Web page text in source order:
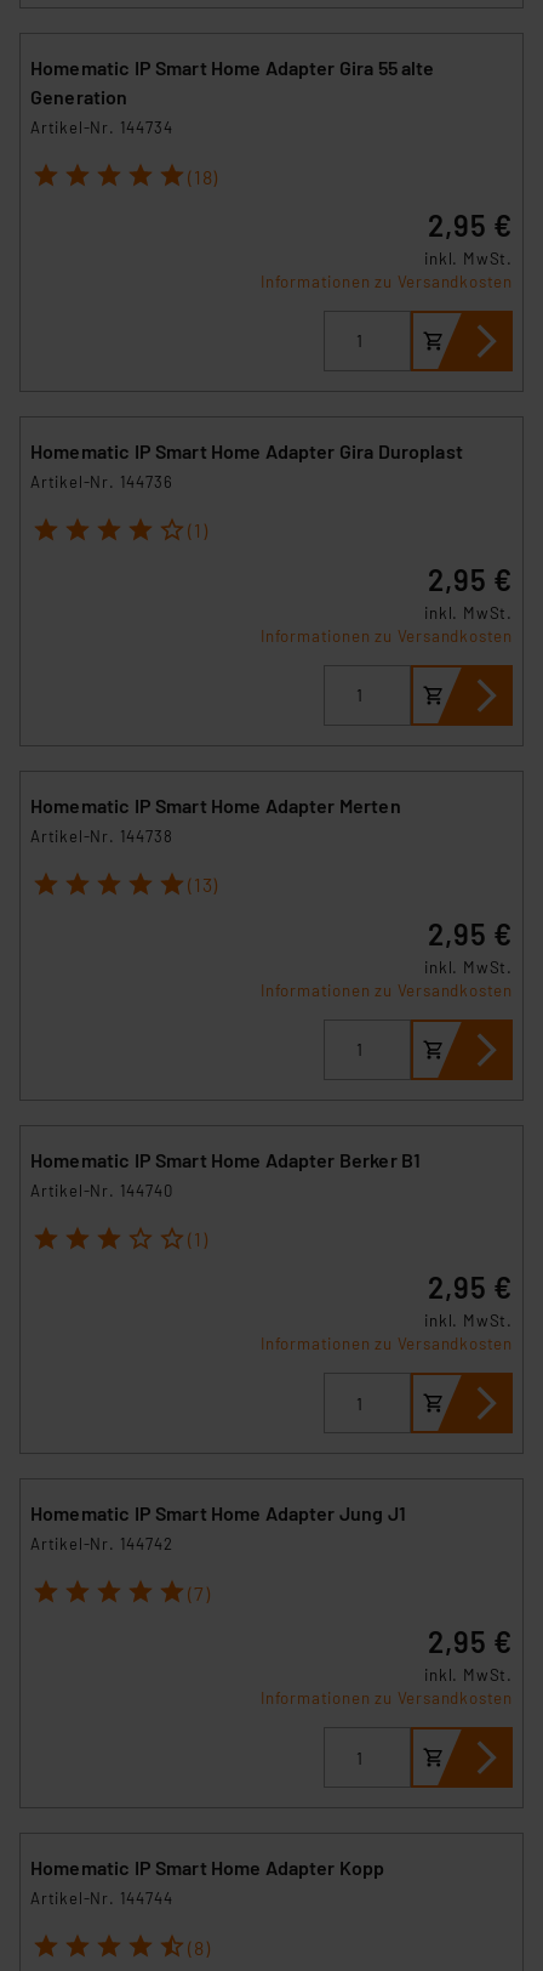
Homematic IP Smart Home Adapter Gira 55 alte
Generation
Artikel-Nr. 144734
1 2 3 4 5 (18)
2,95 €
inkl. MwSt.
Informationen zu Versandkosten
Homematic IP Smart Home Adapter Gira Duroplast
Artikel-Nr. 144736
1 2 3 4 5 (1)
2,95 €
inkl. MwSt.
Informationen zu Versandkosten
Homematic IP Smart Home Adapter Merten
Artikel-Nr. 144738
1 2 3 4 5 (13)
2,95 €
inkl. MwSt.
Informationen zu Versandkosten
Homematic IP Smart Home Adapter Berker B1
Artikel-Nr. 144740
1 2 3 4 5 (1)
2,95 €
inkl. MwSt.
Informationen zu Versandkosten
Homematic IP Smart Home Adapter Jung J1
Artikel-Nr. 144742
1 2 3 4 5 (7)
2,95 €
inkl. MwSt.
Informationen zu Versandkosten
Homematic IP Smart Home Adapter Kopp
Artikel-Nr. 144744
1 2 3 4 5 (8)